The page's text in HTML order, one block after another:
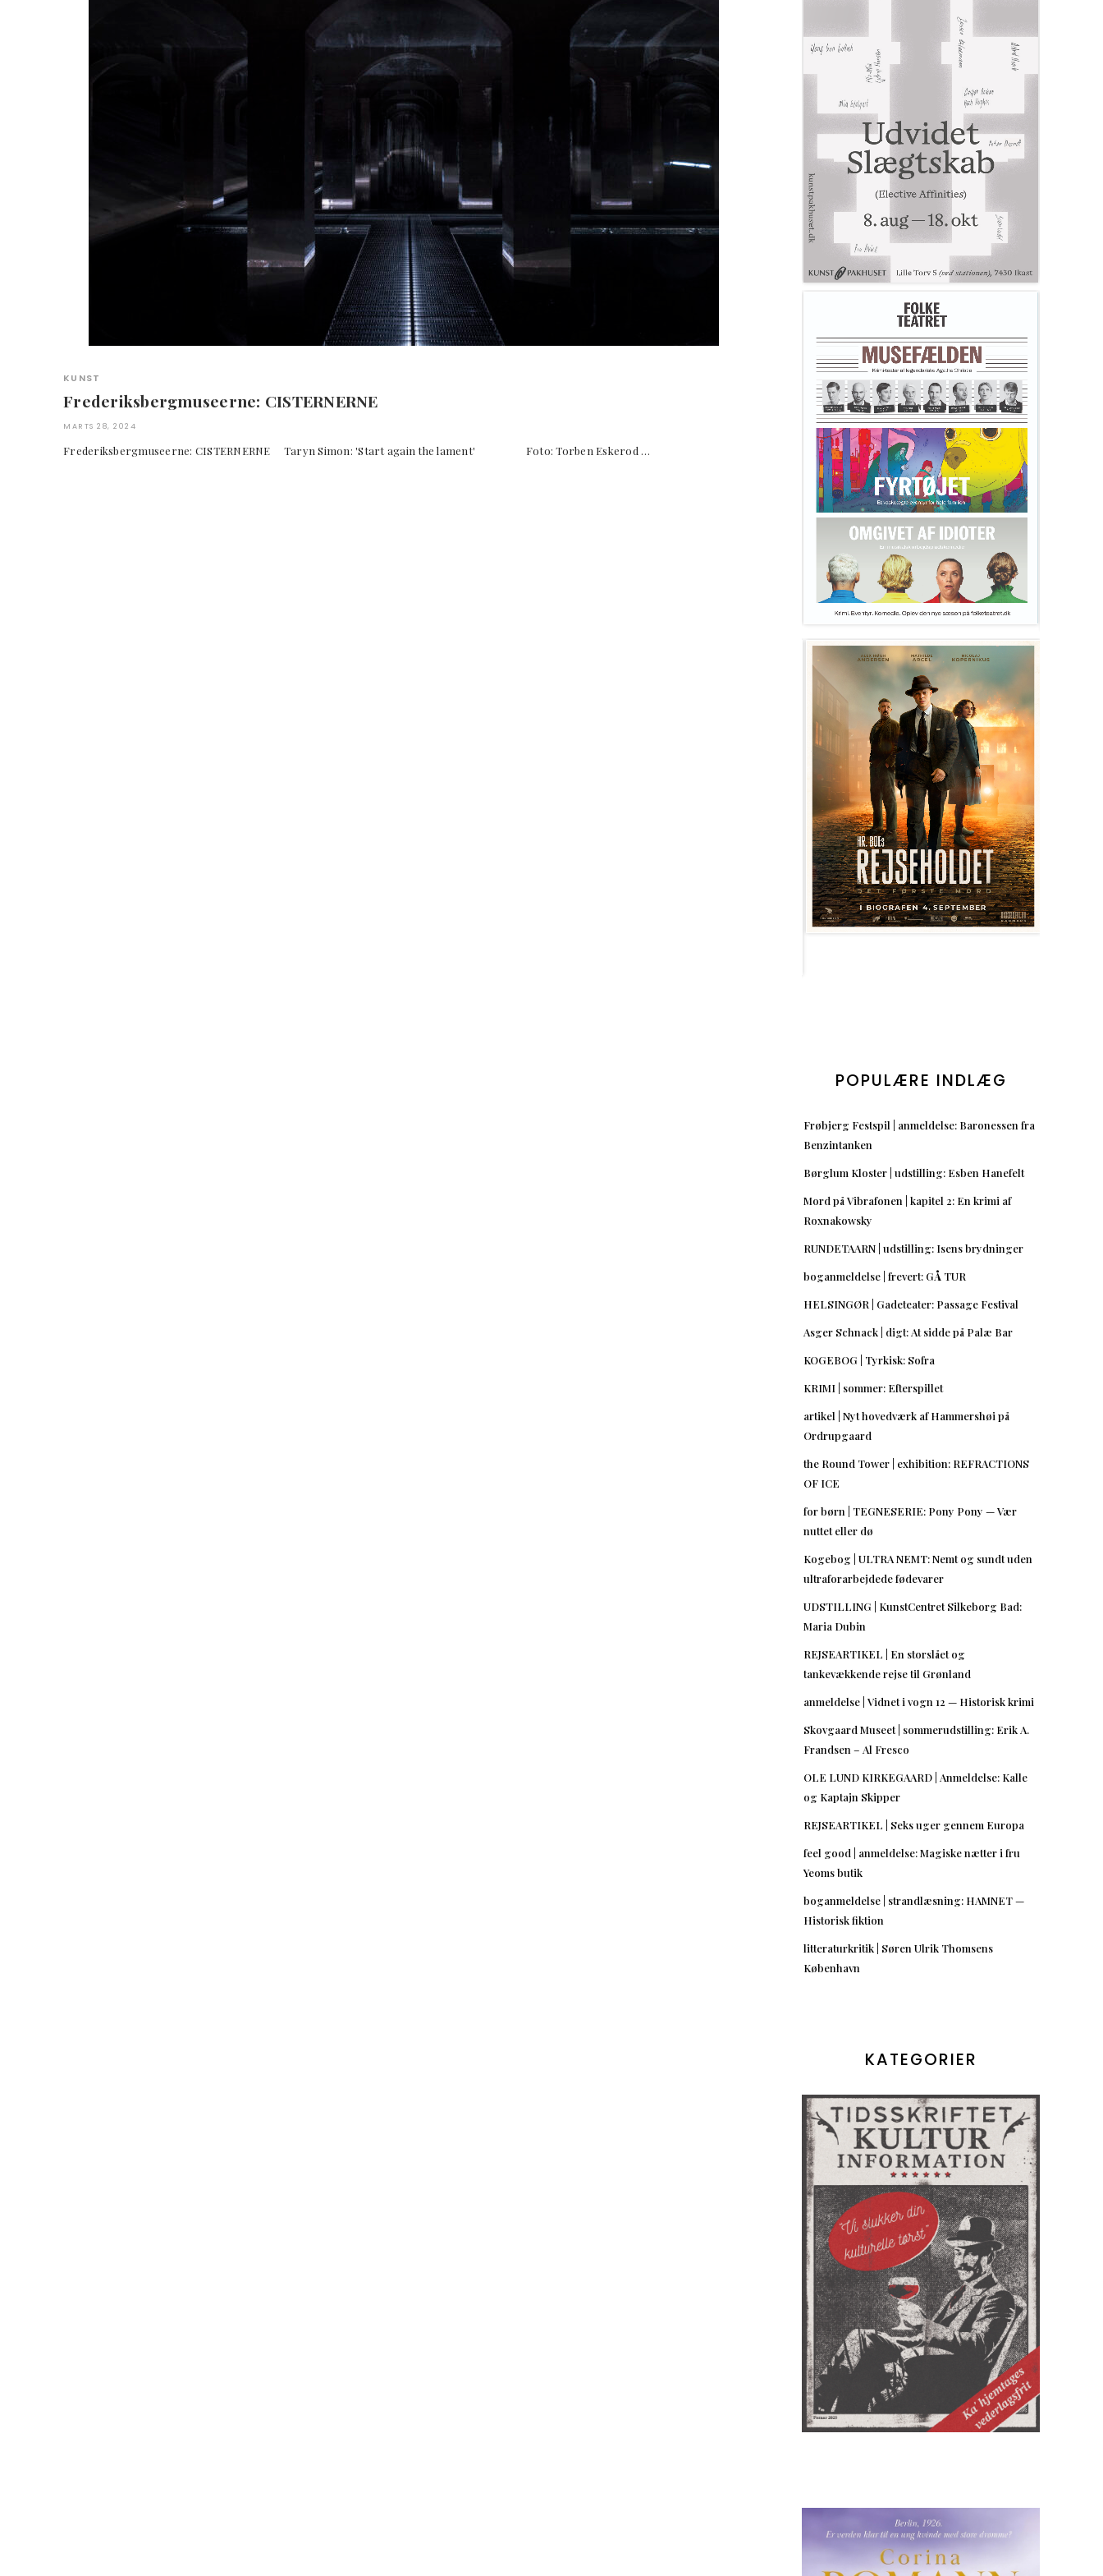
KUNST
Frederiksbergmuseerne: CISTERNERNE
MARTS 28, 2024
Frederiksbergmuseerne: CISTERNERNE Taryn Simon: 'Start again the lament' Foto: Torben Eskerod …
POPULÆRE INDLÆG
Frøbjerg Festspil | anmeldelse: Baronessen fra
Benzintanken
Børglum Kloster | udstilling: Esben Hanefelt
Mord på Vibrafonen | kapitel 2: En krimi af
Roxnakowsky
RUNDETAARN | udstilling: Isens brydninger
boganmeldelse | frevert: GÅ TUR
HELSINGØR | Gadeteater: Passage Festival
Asger Schnack | digt: At sidde på Palæ Bar
KOGEBOG | Tyrkisk: Sofra
KRIMI | sommer: Efterspillet
artikel | Nyt hovedværk af Hammershøi på
Ordrupgaard
the Round Tower | exhibition: REFRACTIONS
OF ICE
for børn | TEGNESERIE: Pony Pony — Vær
nuttet eller dø
Kogebog | ULTRA NEMT: Nemt og sundt uden
ultraforarbejdede fødevarer
UDSTILLING | KunstCentret Silkeborg Bad:
Maria Dubin
REJSEARTIKEL | En storslået og
tankevækkende rejse til Grønland
anmeldelse | Vidnet i vogn 12 — Historisk krimi
Skovgaard Museet | sommerudstilling: Erik A.
Frandsen – Al Fresco
OLE LUND KIRKEGAARD | Anmeldelse: Kalle
og Kaptajn Skipper
REJSEARTIKEL | Seks uger gennem Europa
feel good | anmeldelse: Magiske nætter i fru
Yeoms butik
boganmeldelse | strandlæsning: HAMNET —
Historisk fiktion
litteraturkritik | Søren Ulrik Thomsens
København
KATEGORIER